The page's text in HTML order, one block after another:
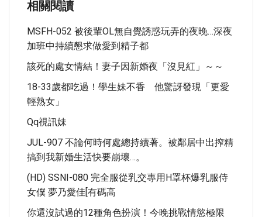
相關閱讀
MSFH-052 被後輩OL無自覺誘惑玩弄的夜晚…深夜
加班中持續懇求做愛到精子都
該死的處女情結！妻子因新婚夜「沒見紅」～～
18-33歲都吃過！學生妹不香 他驚訝發現「更愛
輕熟女」
Qq視訊妹
JUL-907 不論何時何處總持續著。被鄰居中出搾精
搞到我新婚生活快要崩壞…。
(HD) SSNI-080 完全服從乳交專用H罩杯爆乳服侍
女僕 夢乃愛佳[有碼高
你還沒試過的12種角色扮演！今晚挑戰情慾極限